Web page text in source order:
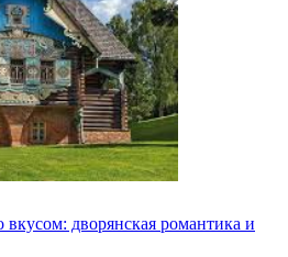
дворянская романтика и